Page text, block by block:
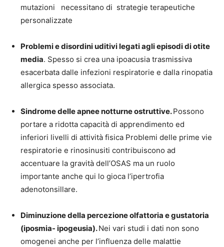
mutazioni necessitano di strategie terapeutiche
personalizzate
Problemi e disordini uditivi legati agli episodi di otite
media. Spesso si crea una ipoacusia trasmissiva
esacerbata dalle infezioni respiratorie e dalla rinopatia
allergica spesso associata.
Sindrome delle apnee notturne ostruttive.Possono
portare a ridotta capacità di apprendimento ed
inferiori livelli di attività fisica Problemi delle prime vie
respiratorie e rinosinusiti contribuiscono ad
accentuare la gravità dell’OSAS ma un ruolo
importante anche qui lo gioca l’ipertrofia
adenotonsillare.
Diminuzione della percezione olfattoria e gustatoria
(iposmia- ipogeusia).Nei vari studi i dati non sono
omogenei anche per l’influenza delle malattie